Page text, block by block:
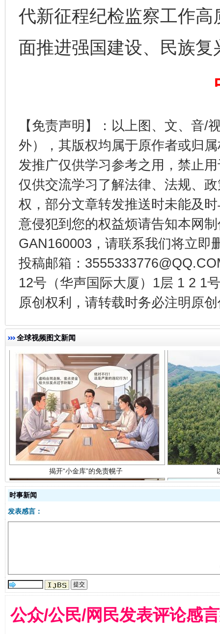
代新征程纪检监察工作
面推进强国建设、民族
【免责声明】：以上图、文、音/
外），其版权均属于原作者或归
发推广仅供学习参考之用，禁止
仅供交流学习了解法律、法规、
权，部分文章转发推送时未能及
意侵犯到您的权益烦请告知本网
GAN160003，请联系我们将立即
投稿邮箱：
12号（华声国际大厦）1层 1 2 1
原创权利，请转载时务必注明原
全球视频图文新闻
完善运行机制助力责任有效落实 一纸欠
东山县通报“牛蛙产品抗生素超标问题” 法
千年窑火 生生不息 一
揭开“小金库”的免责幌子
时事新闻
发表感言：
公众/公民/网民发表评论感